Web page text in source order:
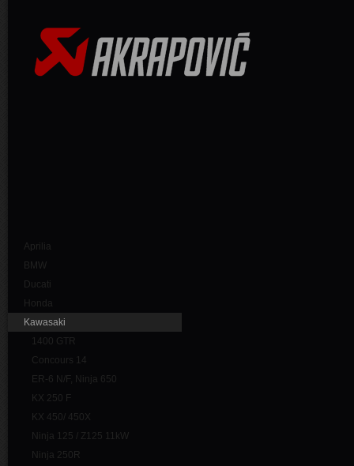
Aprilia
BMW
Ducati
Honda
Kawasaki
1400 GTR
Concours 14
ER-6 N/F, Ninja 650
KX 250 F
KX 450/ 450X
Ninja 125 / Z125 11kW
Ninja 250R